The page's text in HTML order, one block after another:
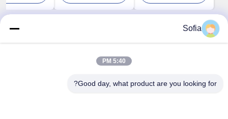
لینک سریع
محصولات پرونده ها
Sofia
5:40 PM
Good day, what product are you looking for?